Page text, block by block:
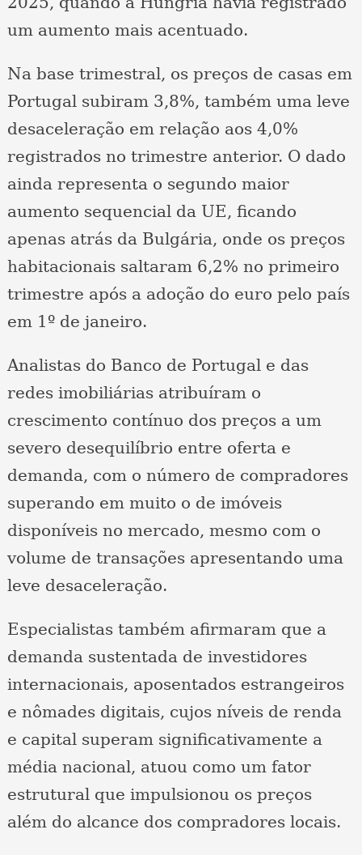
um aumento mais acentuado.
Na base trimestral, os preços de casas em
Portugal subiram 3,8%, também uma leve
desaceleração em relação aos 4,0%
registrados no trimestre anterior. O dado
ainda representa o segundo maior
aumento sequencial da UE, ficando
apenas atrás da Bulgária, onde os preços
habitacionais saltaram 6,2% no primeiro
trimestre após a adoção do euro pelo país
em 1º de janeiro.
Analistas do Banco de Portugal e das
redes imobiliárias atribuíram o
crescimento contínuo dos preços a um
severo desequilíbrio entre oferta e
demanda, com o número de compradores
superando em muito o de imóveis
disponíveis no mercado, mesmo com o
volume de transações apresentando uma
leve desaceleração.
Especialistas também afirmaram que a
demanda sustentada de investidores
internacionais, aposentados estrangeiros
e nômades digitais, cujos níveis de renda
e capital superam significativamente a
média nacional, atuou como um fator
estrutural que impulsionou os preços
além do alcance dos compradores locais.